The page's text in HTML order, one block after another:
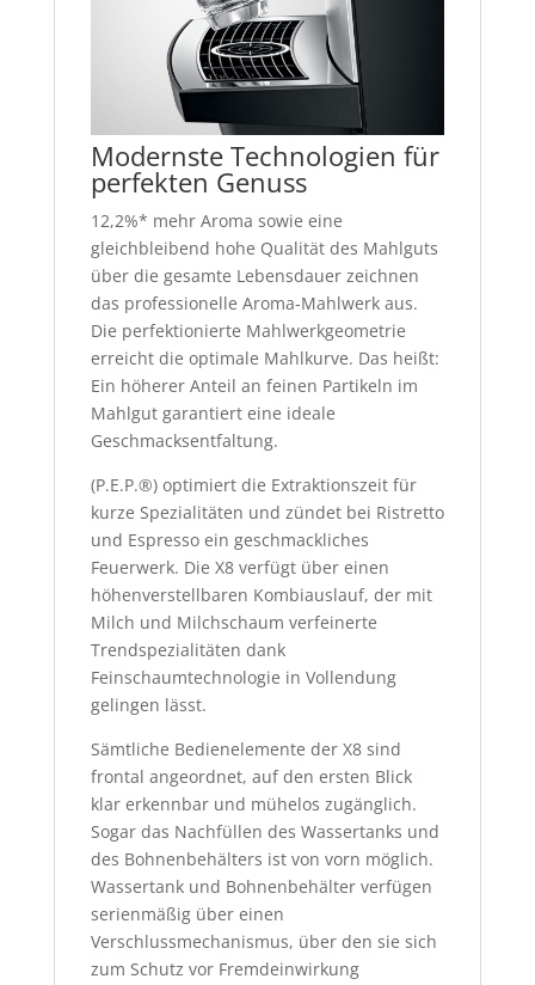
Modernste Technologien für
perfekten Genuss
12,2%* mehr Aroma sowie eine
gleichbleibend hohe Qualität des Mahlguts
über die gesamte Lebensdauer zeichnen
das professionelle Aroma-Mahlwerk aus.
Die perfektionierte Mahlwerkgeometrie
erreicht die optimale Mahlkurve. Das heißt:
Ein höherer Anteil an feinen Partikeln im
Mahlgut garantiert eine ideale
Geschmacksentfaltung.
(P.E.P.®) optimiert die Extraktionszeit für
kurze Spezialitäten und zündet bei Ristretto
und Espresso ein geschmackliches
Feuerwerk. Die X8 verfügt über einen
höhenverstellbaren Kombiauslauf, der mit
Milch und Milchschaum verfeinerte
Trendspezialitäten dank
Feinschaumtechnologie in Vollendung
gelingen lässt.
Sämtliche Bedienelemente der X8 sind
frontal angeordnet, auf den ersten Blick
klar erkennbar und mühelos zugänglich.
Sogar das Nachfüllen des Wassertanks und
des Bohnenbehälters ist von vorn möglich.
Wassertank und Bohnenbehälter verfügen
serienmäßig über einen
Verschlussmechanismus, über den sie sich
zum Schutz vor Fremdeinwirkung